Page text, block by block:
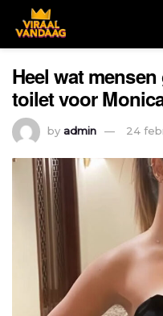
Heel wat
toilet voor
by admin 24